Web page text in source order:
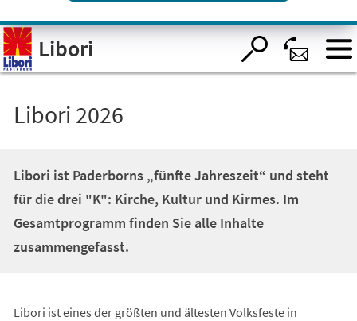
Visuelle
Assistenzsoftware
öffnen. Libori
Libori 2026
Libori ist Paderborns „fünfte Jahreszeit“ und steht
für die drei "K": Kirche, Kultur und Kirmes. Im
Gesamtprogramm finden Sie alle Inhalte
zusammengefasst.
Libori ist eines der größten und ältesten Volksfeste in